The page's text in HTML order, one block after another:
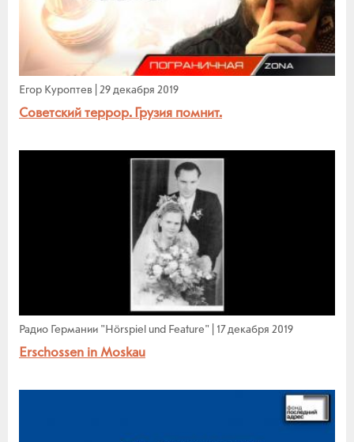
Егор Куроптев 29 декабря 2019
Советский террор. Грузия помнит.
Радио Германии "Hörspiel und Feature" 17 декабря 2019
Erschossen in Moskau